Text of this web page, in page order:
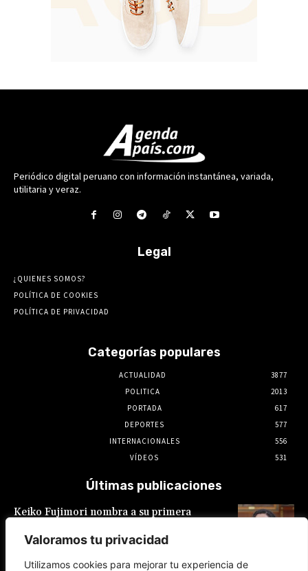
Valoramos tu privacidad
Utilizamos cookies para mejorar tu experiencia de
Periódico digital peruano con información instantánea, variada,
utilitaria y veraz.
Legal
¿QUIENES SOMOS?
POLÍTICA DE COOKIES
POLÍTICA DE PRIVACIDAD
Categorías populares
ACTUALIDAD
3877
POLITICA
2013
PORTADA
617
DEPORTES
577
INTERNACIONALES
556
VÍDEOS
531
Últimas publicaciones
Keiko Fujimori nombra a su primera
encargada: es Hilda Sandoval Cornejo